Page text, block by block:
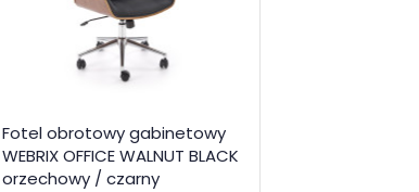
Fotel obrotowy gabinetowy
WEBRIX OFFICE WALNUT BLACK
orzechowy / czarny